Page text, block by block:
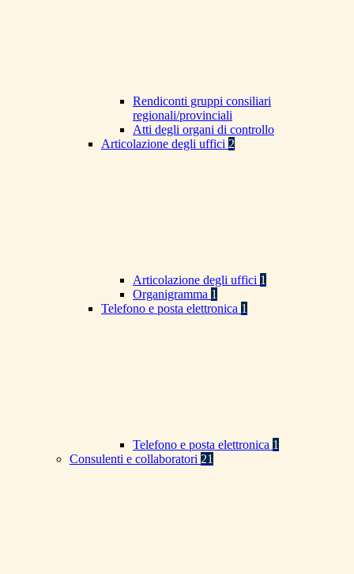
Rendiconti gruppi consiliari
regionali/provinciali
Atti degli organi di controllo
Articolazione degli uffici 2
Articolazione degli uffici 1
Organigramma 1
Telefono e posta elettronica 1
Telefono e posta elettronica 1
Consulenti e collaboratori 21